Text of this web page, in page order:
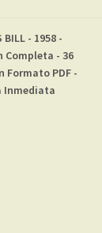
BILL - 1958 -
Completa - 36
Formato PDF -
Inmediata